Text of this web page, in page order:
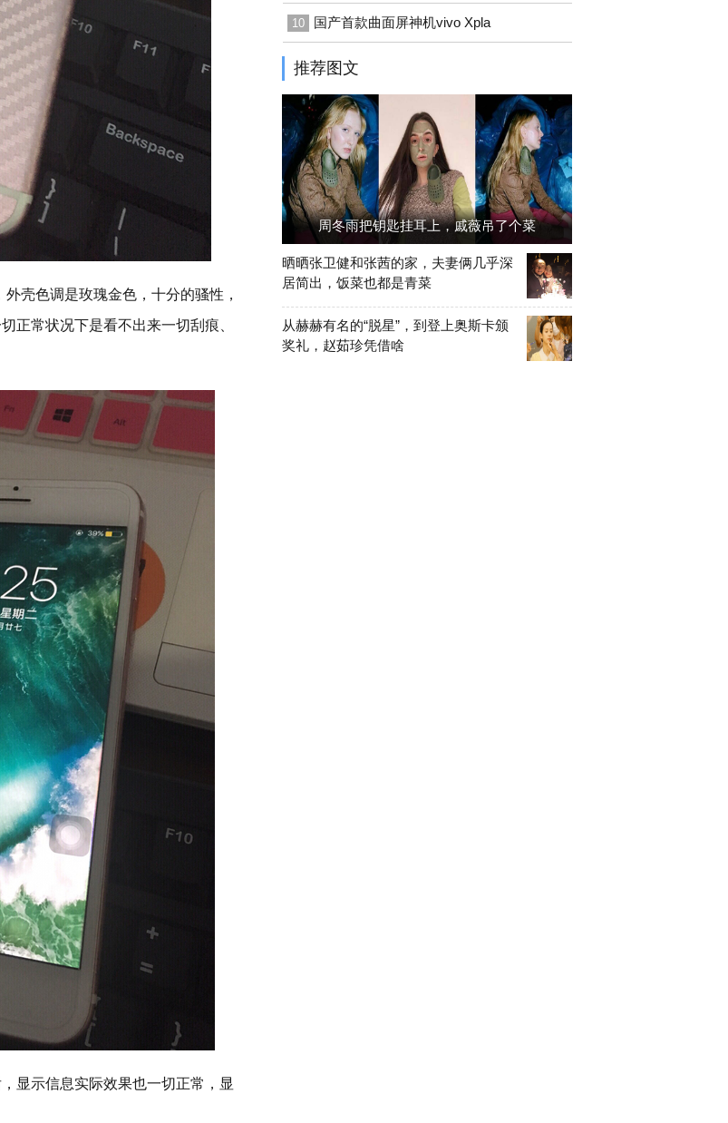
壳色调是玫瑰金色，十分的骚性，
正常状况下是看不出来一切刮痕、
显示信息实际效果也一切正常，显
10 国产首款曲面屏神机vivo Xpla
推荐图文
周冬雨把钥匙挂耳上，戚薇吊了个菜
晒晒张卫健和张茜的家，夫妻俩几乎深
居简出，饭菜也都是青菜
从赫赫有名的“脱星”，到登上奥斯卡颁
奖礼，赵茹珍凭借啥